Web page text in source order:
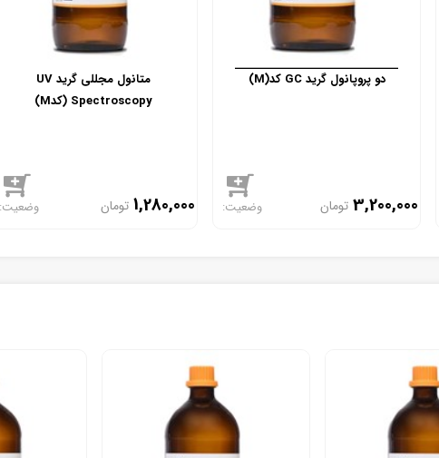
دو پروپانول گرید GC کد(M)
3,200,000 تومان
متانول مجللی گرید UV
Spectroscopy (کدM)
1,280,000 تومان